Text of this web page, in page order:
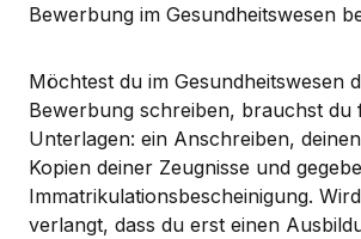
Bewerbung im Gesundheitswesen
Möchtest du im Gesundheitswesen
Bewerbung schreiben, brauchst du
Unterlagen: ein Anschreiben,
Kopien deiner Zeugnisse und
Immatrikulationsbescheinigung.
verlangt, dass du erst einen